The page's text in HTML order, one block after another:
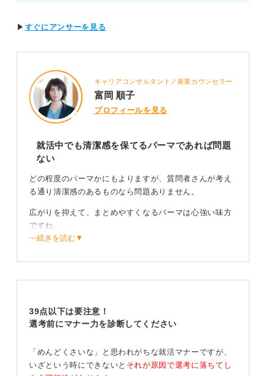
▶ すぐにアンサーを見る
キャリアコンサルタント／産業カウンセラー
富岡 順子
プロフィールを見る
就活中でも清潔感を保てるパーマであれば問題
ない
どの程度のパーマかにもよりますが、質問者さんが考え
る通り清潔感のあるものなら問題ありません。
広がりを抑えて、まとめやすくなるパーマは心強い味方
ですね。
まず、髪の手入れを忘れないことです。パーマをかける
と色が抜けたり、パサついたりと髪が痛んできます。印
またカジュアルすぎる印象を残す強すぎるパーマ、スタ
⋯続きを読む▼
39点以下は要注意！
選考前にマナー力を診断してください
「めんどくさいな」と思われがちな就活マナーですが、
いざという時にできないと それが原因で選考に落ちてし